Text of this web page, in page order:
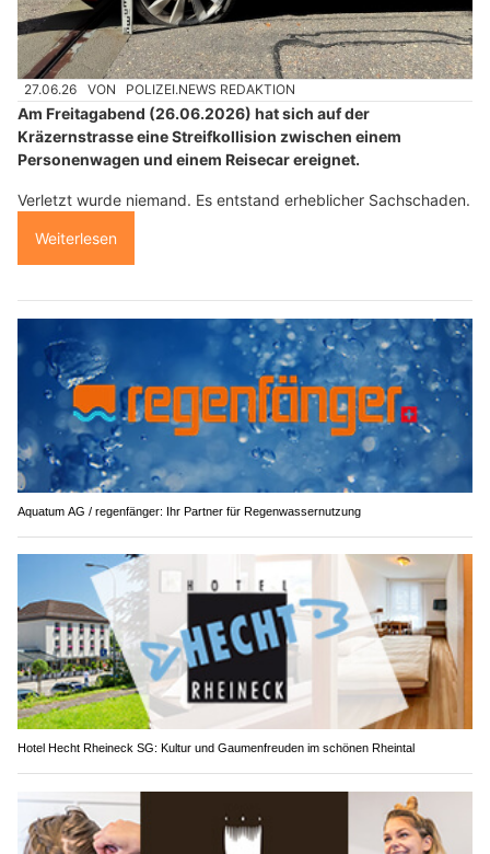
27.06.26 VON POLIZEI.NEWS REDAKTION
Am Freitagabend (26.06.2026) hat sich auf der
Kräzernstrasse eine Streifkollision zwischen einem
Personenwagen und einem Reisecar ereignet.
Verletzt wurde niemand. Es entstand erheblicher Sachschaden.
Weiterlesen
Aquatum AG / regenfänger: Ihr Partner für Regenwassernutzung
Hotel Hecht Rheineck SG: Kultur und Gaumenfreuden im schönen Rheintal